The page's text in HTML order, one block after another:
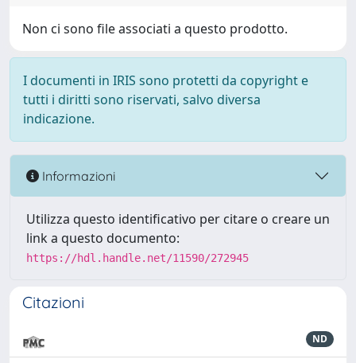
Non ci sono file associati a questo prodotto.
I documenti in IRIS sono protetti da copyright e
tutti i diritti sono riservati, salvo diversa
indicazione.
Informazioni
Utilizza questo identificativo per citare o creare un
link a questo documento:
https://hdl.handle.net/11590/272945
Citazioni
ND